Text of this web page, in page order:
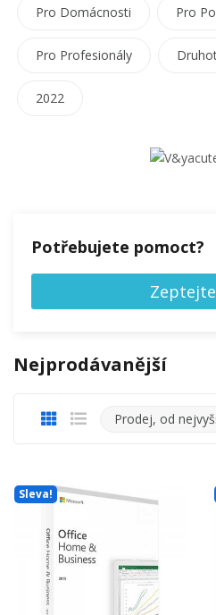
Pro Domácnosti Pro
Pro Profesionály
2022
Potřebujete pomoct?
Nejprodávanější
Prodej, od
Sleva!